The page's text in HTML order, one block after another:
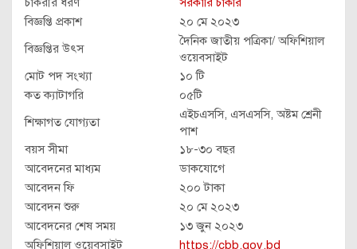
বিজ্ঞপ্তি প্রকাশ
২০ মে ২০২৩
বিজ্ঞপ্তির উৎস
দৈনিক জাতীয় পত্রিকা/ অফিশিয়াল
ওয়েবসাইট
মোট পদ সংখ্যা
১০ টি
কত ক্যাটাগরি
০৫টি
শিক্ষাগত যোগ্যতা
এইচএসসি, এসএসসি, অষ্টম শ্রেনী
পাশ
বয়স সীমা
১৮-৩০ বছর
আবেদনের মাধ্যম
ডাকযোগে
আবেদন ফি
২০০ টাকা
আবেদন শুরু
২০ মে ২০২৩
আবেদনের শেষ সময়
১৩ জুন ২০২৩
অফিশিয়াল ওয়েবসাইট
https://cbb.gov.bd